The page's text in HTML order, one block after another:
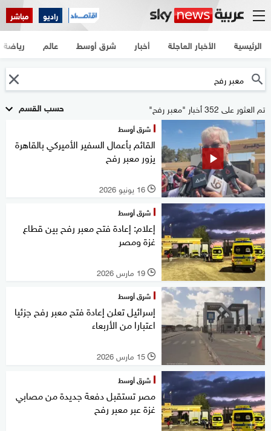
راديو مباشر
الرئيسية الأخبار العاجلة أخبار شرق أوسط عالم رياضة
حسب القسم تم العثور على 352 أخبار "معبر رفح"
شرق أوسط
القائم بأعمال السفير الأميركي بالقاهرة
يزور معبر رفح
l 16 يونيو 2026
شرق أوسط
إعلام: إعادة فتح معبر رفح بين قطاع
غزة ومصر
l 19 مارس 2026
شرق أوسط
إسرائيل تعلن إعادة فتح معبر رفح جزئيا
اعتبارا من الأربعاء
l 15 مارس 2026
شرق أوسط
مصر تستقبل دفعة جديدة من مصابي
غزة عبر معبر رفح